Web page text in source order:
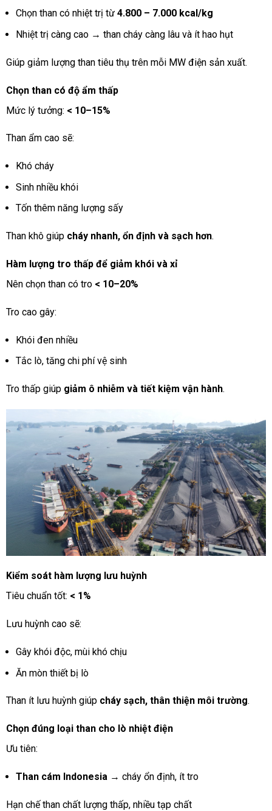
Chọn than có nhiệt trị từ 4.800 – 7.000 kcal/kg
Nhiệt trị càng cao → than cháy càng lâu và ít hao hụt
Giúp giảm lượng than tiêu thụ trên mỗi MW điện sản xuất.
Chọn than có độ ẩm thấp
Mức lý tưởng: < 10–15%
Than ẩm cao sẽ:
Khó cháy
Sinh nhiều khói
Tốn thêm năng lượng sấy
Than khô giúp cháy nhanh, ổn định và sạch hơn.
Hàm lượng tro thấp để giảm khói và xỉ
Nên chọn than có tro < 10–20%
Tro cao gây:
Khói đen nhiều
Tắc lò, tăng chi phí vệ sinh
Tro thấp giúp giảm ô nhiễm và tiết kiệm vận hành.
Kiểm soát hàm lượng lưu huỳnh
Tiêu chuẩn tốt: < 1%
Lưu huỳnh cao sẽ:
Gây khói độc, mùi khó chịu
Ăn mòn thiết bị lò
Than ít lưu huỳnh giúp cháy sạch, thân thiện môi trường.
Chọn đúng loại than cho lò nhiệt điện
Ưu tiên:
Than cám Indonesia→ cháy ổn định, ít tro
Hạn chế than chất lượng thấp, nhiều tạp chất